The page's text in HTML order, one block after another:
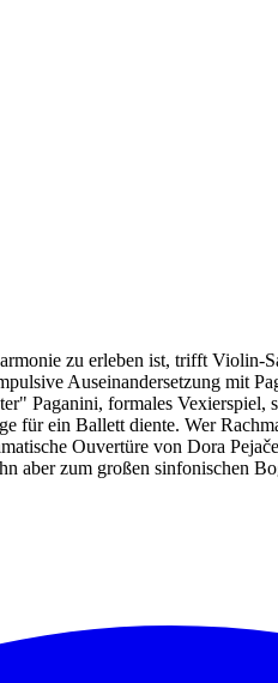
zu erleben ist, trifft Violin-
Auseinandersetzung mit
Paganini, formales
ein Ballett diente. Wer
Ouvertüre von Dora
aber zum großen sinfonischen